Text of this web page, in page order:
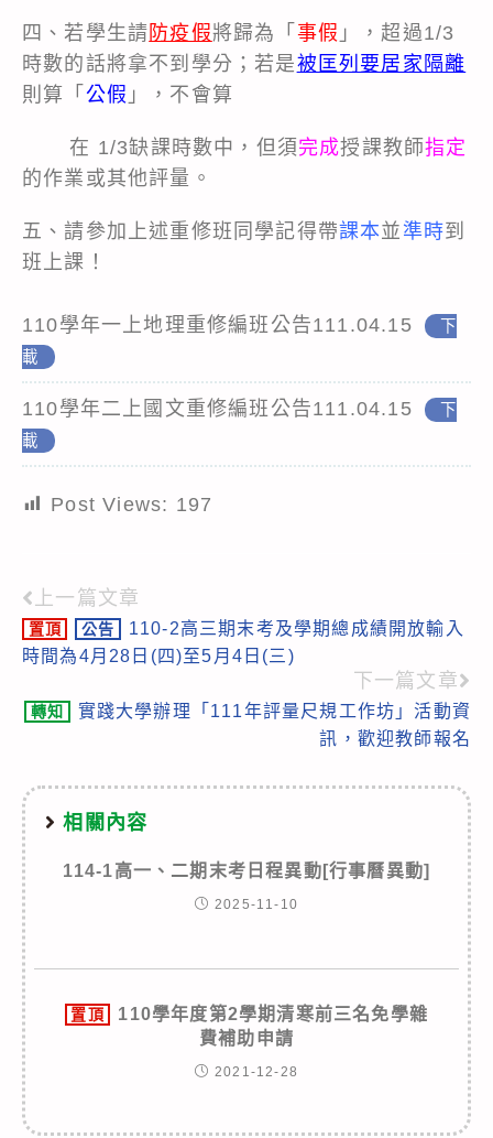
四、若學生請 防疫假將歸為「 事假 」，超過1/3
時數的話將拿不到學分；若是被匡列要居家隔離
則算「 公假 」，不會算
在 1/3缺課時數中，但須完成授課教師指定
的作業或其他評量。
五、請參加上述重修班同學記得帶課本並 準時到
班上課！
110學年一上地理重修編班公告111.04.15
下
載
110學年二上國文重修編班公告111.04.15
下
載
Post Views: 197
Read
more
上一篇文章
置頂 公告
110-2高三期末考及學期總成績開放輸入
時間為4月28日(四)至5月4日(三)
下一篇文章
轉知
實踐大學辦理「111年評量尺規工作坊」活動資
訊，歡迎教師報名
相關內容
114-1高一、二期末考日程異動[行事曆異動]
2025-11-10
置頂
110學年度第2學期清寒前三名免學雜
費補助申請
2021-12-28